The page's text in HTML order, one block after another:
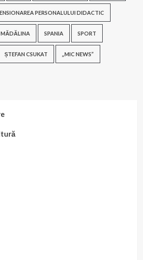
PERSONALULUI DIDACTIC
SPANIA SPORT
ȘTEFAN CSUKAT „MIC NEWS”